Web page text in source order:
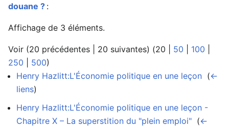
douane ? :
Affichage de 3 éléments.
Voir (20 précédentes 20 suivantes) (20 50 100
250
500)
Henry Hazlitt:L'Économie politique en une leçon (←
liens)
Henry Hazlitt:L'Économie politique en une leçon -
Chapitre X – La superstition du "plein emploi" (←